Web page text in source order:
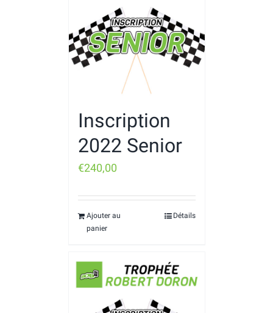
Inscription
2022 Senior
€240,00
Ajouter au
panier
Détails